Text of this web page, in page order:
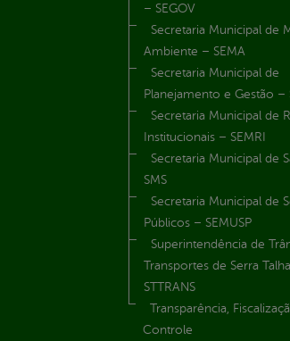
– SEGOV
Secretaria Municipal de
Ambiente – SEMA
Secretaria Municipal de
Planejamento e Gestão –
Secretaria Municipal de
Institucionais – SEMRI
Secretaria Municipal de
SMS
Secretaria Municipal de
Públicos – SEMUSP
Superintendência de
Transportes de Serra
STTRANS
Transparência,
Controle